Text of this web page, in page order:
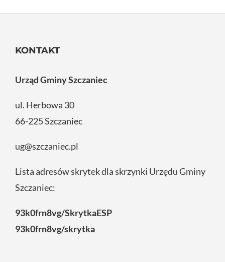
KONTAKT
Urząd Gminy Szczaniec
ul. Herbowa 30
66-225 Szczaniec
ug@szczaniec.pl
Lista adresów skrytek dla skrzynki Urzędu Gminy
Szczaniec:
93k0frn8vg/SkrytkaESP
93k0frn8vg/skrytka